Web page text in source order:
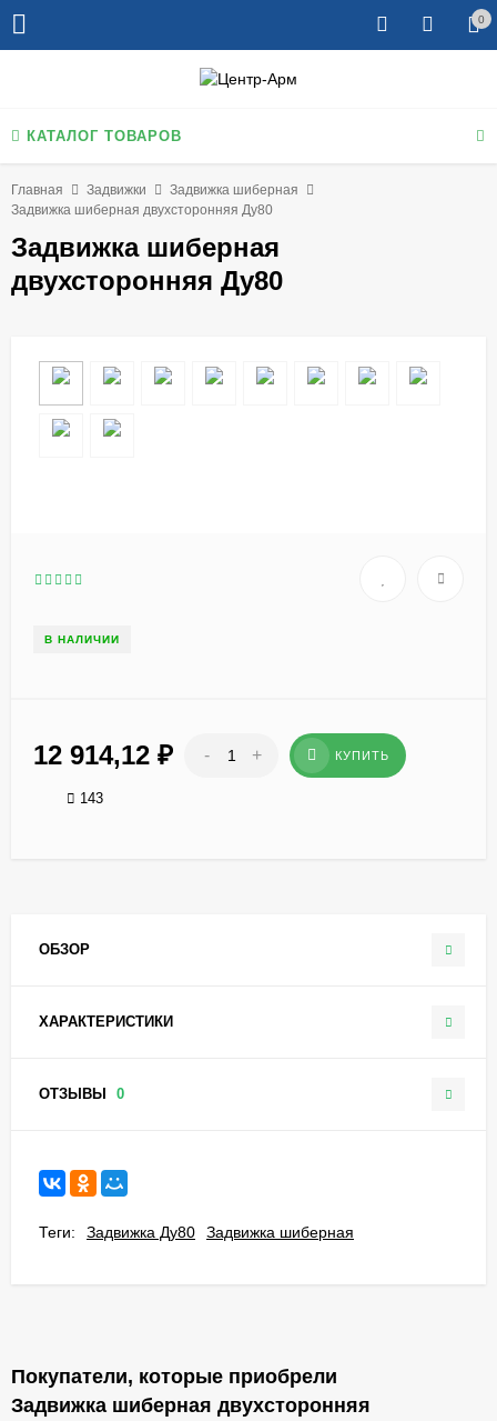
0
КАТАЛОГ ТОВАРОВ
Главная Задвижки
Задвижка шиберная
Задвижка шиберная двухсторонняя Ду80
Задвижка шиберная
двухсторонняя Ду80
В НАЛИЧИИ
12 914,12 ₽ - + КУПИТЬ
143
ОБЗОР
ХАРАКТЕРИСТИКИ
ОТЗЫВЫ 0
Теги: Задвижка Ду80 Задвижка шиберная
Покупатели, которые приобрели
Задвижка шиберная двухсторонняя